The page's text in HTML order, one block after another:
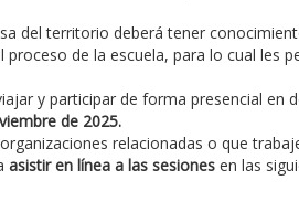
del territorio deberá tener
de la escuela, para lo cual les
y participar de forma presencial en
de 2025.
relacionadas o que
asistir en línea a las sesiones en las